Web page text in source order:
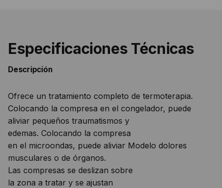
Especificaciones Técnicas
Descripción
Ofrece un tratamiento completo de termoterapia.
Colocando la compresa en el congelador, puede
aliviar pequeños traumatismos y
edemas. Colocando la compresa
en el microondas, puede aliviar Modelo dolores
musculares o de órganos.
Las compresas se deslizan sobre
la zona a tratar y se ajustan